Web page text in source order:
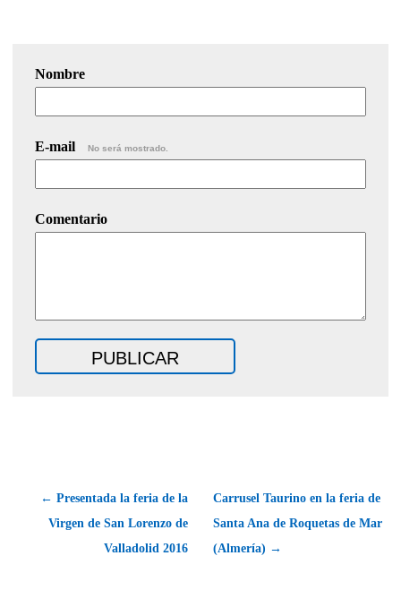
Nombre
E-mail No será mostrado.
Comentario
← Presentada la feria de la
Virgen de San Lorenzo de
Valladolid 2016
Carrusel Taurino en la feria de
Santa Ana de Roquetas de Mar
(Almería) →